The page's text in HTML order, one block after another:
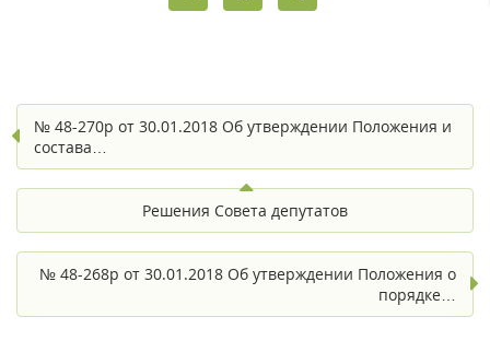
№ 48-270р от 30.01.2018 Об утверждении Положения и
состава…
Решения Совета депутатов
№ 48-268р от 30.01.2018 Об утверждении Положения о
порядке…